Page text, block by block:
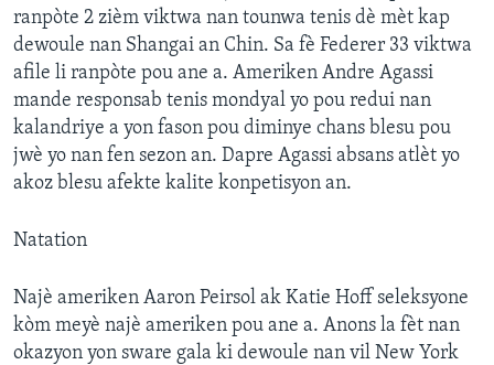
ranpòte 2 zièm viktwa nan tounwa tenis dè mèt kap
dewoule nan Shangai an Chin. Sa fè Federer 33 viktwa
afile li ranpòte pou ane a. Ameriken Andre Agassi
mande responsab tenis mondyal yo pou redui nan
kalandriye a yon fason pou diminye chans blesu pou
jwè yo nan fen sezon an. Dapre Agassi absans atlèt yo
akoz blesu afekte kalite konpetisyon an.
Natation
Najè ameriken Aaron Peirsol ak Katie Hoff seleksyone
kòm meyè najè ameriken pou ane a. Anons la fèt nan
okazyon yon sware gala ki dewoule nan vil New York